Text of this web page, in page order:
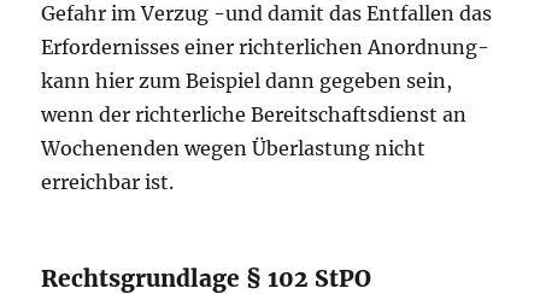
Gefahr im Verzug -und damit das Entfallen das
Erfordernisses einer richterlichen Anordnung-
kann hier zum Beispiel dann gegeben sein,
wenn der richterliche Bereitschaftsdienst an
Wochenenden wegen Überlastung nicht
erreichbar ist.
Rechtsgrundlage § 102 StPO